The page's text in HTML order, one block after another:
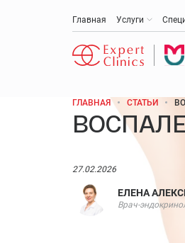
Главная Услуги
Эстетическая
Акушерство и
Анти-эйдж
ГЛАВНАЯ СТАТЬИ
27.02.2026
ЕЛЕНА
Врач-